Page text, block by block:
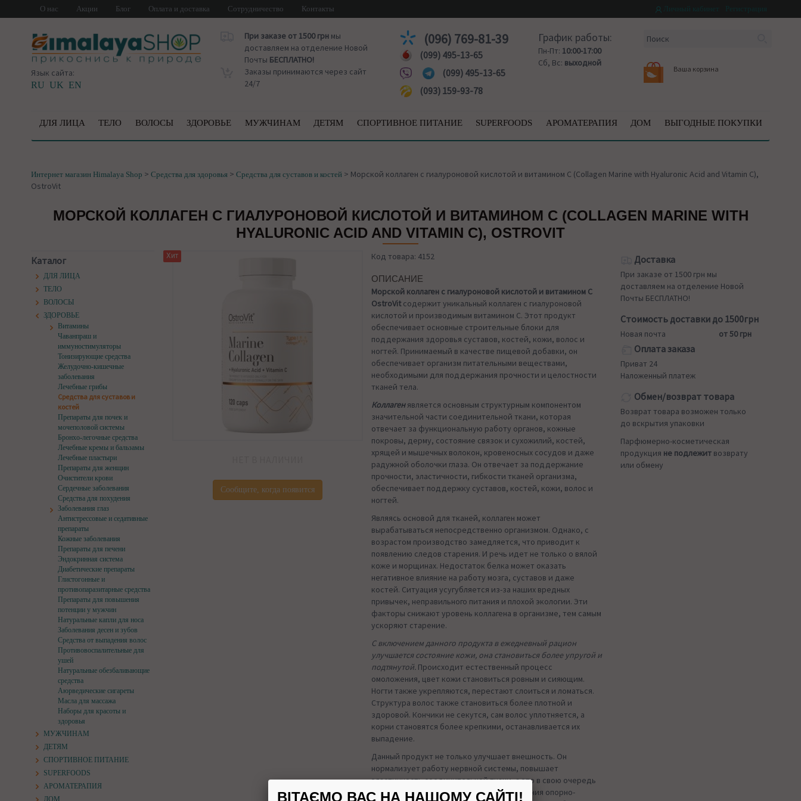
О нас Акции Блог Оплата и доставка Сотрудничество Контакты
Язык сайта:
RU UK EN
При заказе от 1500 грнмы
доставляем на отделение Новой
Почты БЕСПЛАТНО!
Заказы принимаются через сайт
24/7
(096) 769-81-39
(099) 495-13-65
(099) 495-13-65
(093) 159-93-78
График работы:
Пн-Пт: 10:00-17:00
Сб, Вс: выходной
Ваша корзина
ДЛЯ ЛИЦА ТЕЛО ВОЛОСЫ ЗДОРОВЬЕ МУЖЧИНАМ ДЕТЯМ СПОРТИВНОЕ ПИТАНИЕ SUPERFOODS АРОМАТЕРАПИЯ ДОМ ВЫГОДНЫЕ ПОКУПКИ
Интернет магазин Himalaya Shop > Средства для здоровья > Средства для суставов и костей > Морской коллаген с гиалуроновой кислотой и витамином С (Collagen Marine with Hyaluronic Acid and Vitamin C),
OstroVit
МОРСКОЙ КОЛЛАГЕН С ГИАЛУРОНОВОЙ КИСЛОТОЙ И ВИТАМИНОМ С (COLLAGEN MARINE WITH
HYALURONIC ACID AND VITAMIN C), OSTROVIT
Каталог
ДЛЯ ЛИЦА
ТЕЛО
ВОЛОСЫ
ЗДОРОВЬЕ
Витамины
Чаванпраш и
иммуностимуляторы
Тонизирующие средства
Желудочно-кишечные
заболевания
Лечебные грибы
Средства для суставов и
костей
Препараты для почек и
мочеполовой системы
Бронхо-легочные средства
Лечебные кремы и бальзамы
Лечебные пластыри
Препараты для женщин
Очистители крови
Сердечные заболевания
Средства для похудения
Заболевания глаз
Антистрессовые и седативные
препараты
Кожные заболевания
Препараты для печени
Эндокринная система
Диабетические препараты
Глистогонные и
противопаразитарные средства
Препараты для повышения
потенции у мужчин
Натуральные капли для носа
Заболевания десен и зубов
Средства от выпадения волос
Противовоспалительные для
ушей
Натуральные обезбаливающие
средства
Аюрведические сигареты
Масла для массажа
Наборы для красоты и
здоровья
МУЖЧИНАМ
ДЕТЯМ
СПОРТИВНОЕ ПИТАНИЕ
SUPERFOODS
АРОМАТЕРАПИЯ
ДОМ
Хит
Сообщите, когда появится
Код товара: 4152
ОПИСАНИЕ
Морской коллаген с гиалуроновой кислотой и витамином С
OstroVitсодержит уникальный коллаген с гиалуроновой
кислотой и производимым витамином С. Этот продукт
обеспечивает основные строительные блоки для
поддержания здоровья суставов, костей, кожи, волос и
ногтей. Принимаемый в качестве пищевой добавки, он
обеспечивает организм питательными веществами,
необходимыми для поддержания прочности и целостности
тканей тела.
Коллагенявляется основным структурным компонентом
значительной части соединительной ткани, которая
отвечает за функциональную работу органов, кожные
покровы, дерму, состояние связок и сухожилий, костей,
хрящей и мышечных волокон, кровеносных сосудов и даже
радужной оболочки глаза. Он отвечает за поддержание
прочности, эластичности, гибкости тканей организма,
обеспечивает поддержку суставов, костей, кожи, волос и
ногтей.
Являясь основой для тканей, коллаген может
вырабатываться непосредственно организмом. Однако, с
возрастом производство замедляется, что приводит к
появлению следов старения. И речь идет не только о вялой
коже и морщинах. Недостаток белка может оказать
негативное влияние на работу мозга, суставов и даже
костей. Ситуация усугубляется из-за наших вредных
привычек, неправильного питания и плохой экологии. Эти
факторы снижают уровень коллагена в организме, тем самым
ускоряют старение.
С включением данного продукта в ежедневный рацион
улучшается состояние кожи, она становиться более упругой и
подтянутой. Происходит естественный процесс
омоложения, цвет кожи становиться ровным и сияющим.
Ногти также укрепляются, перестают слоиться и ломаться.
Структура волос также становиться более плотной и
здоровой. Кончики не секутся, сам волос уплотняется, а
корни становятся более крепкими, останавливается их
выпадение.
Данный продукт не только улучшает внешность. Он
нормализует работу нервной системы, повышает
эластичность соединительной ткани, а это в свою очередь
способствует улучшению функционирования опорно-
Доставка
При заказе от 1500 грн мы
доставляем на отделение Новой
Почты БЕСПЛАТНО!
Стоимость доставки до 1500грн
Новая почта от 50 грн
Оплата заказа
Приват 24
Наложенный платеж
Обмен/возврат товара
Возврат товара возможен только
до вскрытия упаковки
Парфюмерно-косметическая
продукция не подлежит возврату
или обмену
ВІТАЄМО ВАС НА НАШОМУ САЙТІ!